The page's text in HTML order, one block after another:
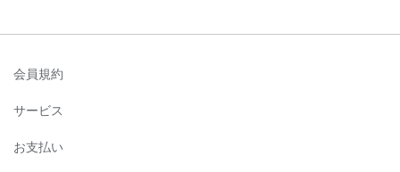
会員規約
サービス
お支払い